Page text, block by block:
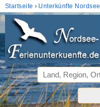
Startseite Unterkünfte Nordsee